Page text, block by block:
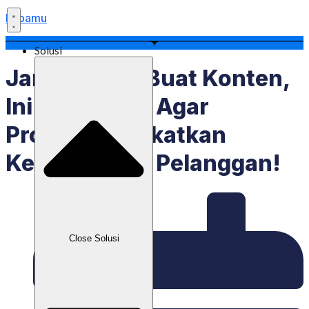
Labamu
Solusi
Close Solusi
Jangan Asal Buat Konten,
Ini 5 Langkah Agar
Promosi Tingkatkan
Kepercayaan Pelanggan!